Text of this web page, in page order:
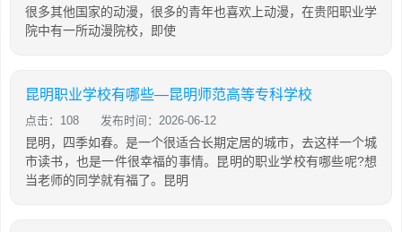
很多其他国家的动漫，很多的青年也喜欢上动漫，在贵阳职业学
院中有一所动漫院校，即使
昆明职业学校有哪些—昆明师范高等专科学校
点击：108 发布时间：2026-06-12
昆明，四季如春。是一个很适合长期定居的城市，去这样一个城
市读书，也是一件很幸福的事情。昆明的职业学校有哪些呢?想
当老师的同学就有福了。昆明